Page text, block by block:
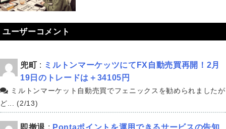
ユーザーコメント
兜町 : ミルトンマーケッツにてFX自動売買再開！2月
19日のトレードは＋34105円
ミルトンマーケット自動売買でフェニックスを勧められましたが
ど... (2/13)